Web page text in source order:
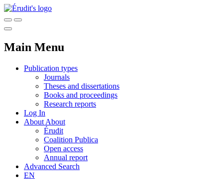
Main Menu
Publication types
Journals
Theses and dissertations
Books and proceedings
Research reports
Log In
About About
Érudit
Coalition Publica
Open access
Annual report
Advanced Search
EN